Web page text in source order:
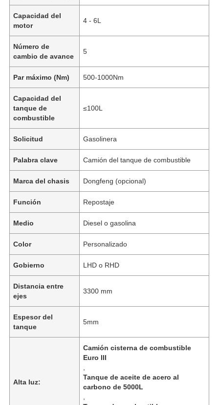
Inicio
Productos
Sobre nosotros
Visita a la fábrica
Control de Calidad
Contacto
noticias
Todos los casos
Solicitar una cotización
Semiremolque de tanque
Capacidad del
motor
4 - 6L
Número de
cambio de avance
5
Par máximo (Nm) 500-1000Nm
Capacidad del
tanque de
combustible
≤100L
Solicitud Gasolinera
Palabra clave Camión del tanque de combustible
Marca del chasis Dongfeng (opcional)
Función Repostaje
Medio Diesel o gasolina
Color Personalizado
Gobierno LHD o RHD
Distancia entre
ejes
3300 mm
Espesor del
tanque
5mm
Alta luz:
Camión cisterna de combustible
Euro III
Tanque de aceite de acero al
carbono de 5000L